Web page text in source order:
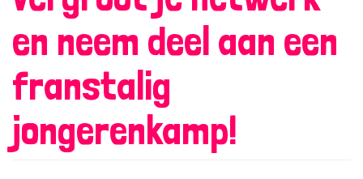
en neem deel aan een
franstalig
jongerenkamp!